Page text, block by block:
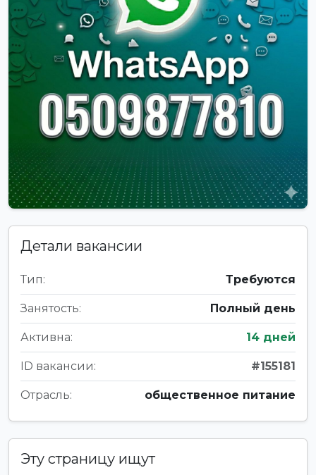
Детали вакансии
Тип: Требуются
Занятость: Полный день
Активна: 14 дней
ID вакансии: #155181
Отрасль: общественное питание
Эту страницу ищут